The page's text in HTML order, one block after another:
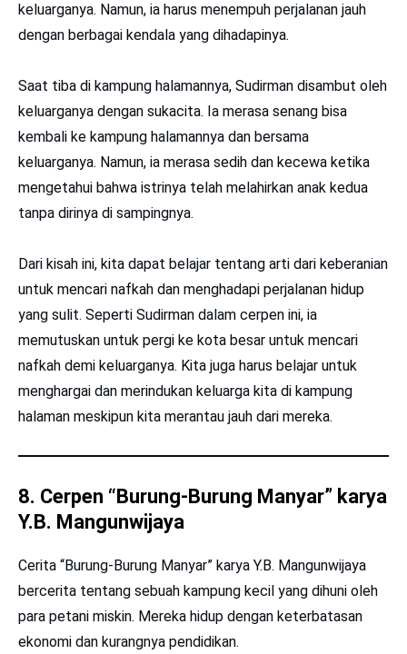
keluarganya. Namun, ia harus menempuh perjalanan jauh
dengan berbagai kendala yang dihadapinya.
Saat tiba di kampung halamannya, Sudirman disambut oleh
keluarganya dengan sukacita. Ia merasa senang bisa
kembali ke kampung halamannya dan bersama
keluarganya. Namun, ia merasa sedih dan kecewa ketika
mengetahui bahwa istrinya telah melahirkan anak kedua
tanpa dirinya di sampingnya.
Dari kisah ini, kita dapat belajar tentang arti dari keberanian
untuk mencari nafkah dan menghadapi perjalanan hidup
yang sulit. Seperti Sudirman dalam cerpen ini, ia
memutuskan untuk pergi ke kota besar untuk mencari
nafkah demi keluarganya. Kita juga harus belajar untuk
menghargai dan merindukan keluarga kita di kampung
halaman meskipun kita merantau jauh dari mereka.
8. Cerpen “Burung-Burung Manyar” karya
Y.B. Mangunwijaya
Cerita “Burung-Burung Manyar” karya Y.B. Mangunwijaya
bercerita tentang sebuah kampung kecil yang dihuni oleh
para petani miskin. Mereka hidup dengan keterbatasan
ekonomi dan kurangnya pendidikan.